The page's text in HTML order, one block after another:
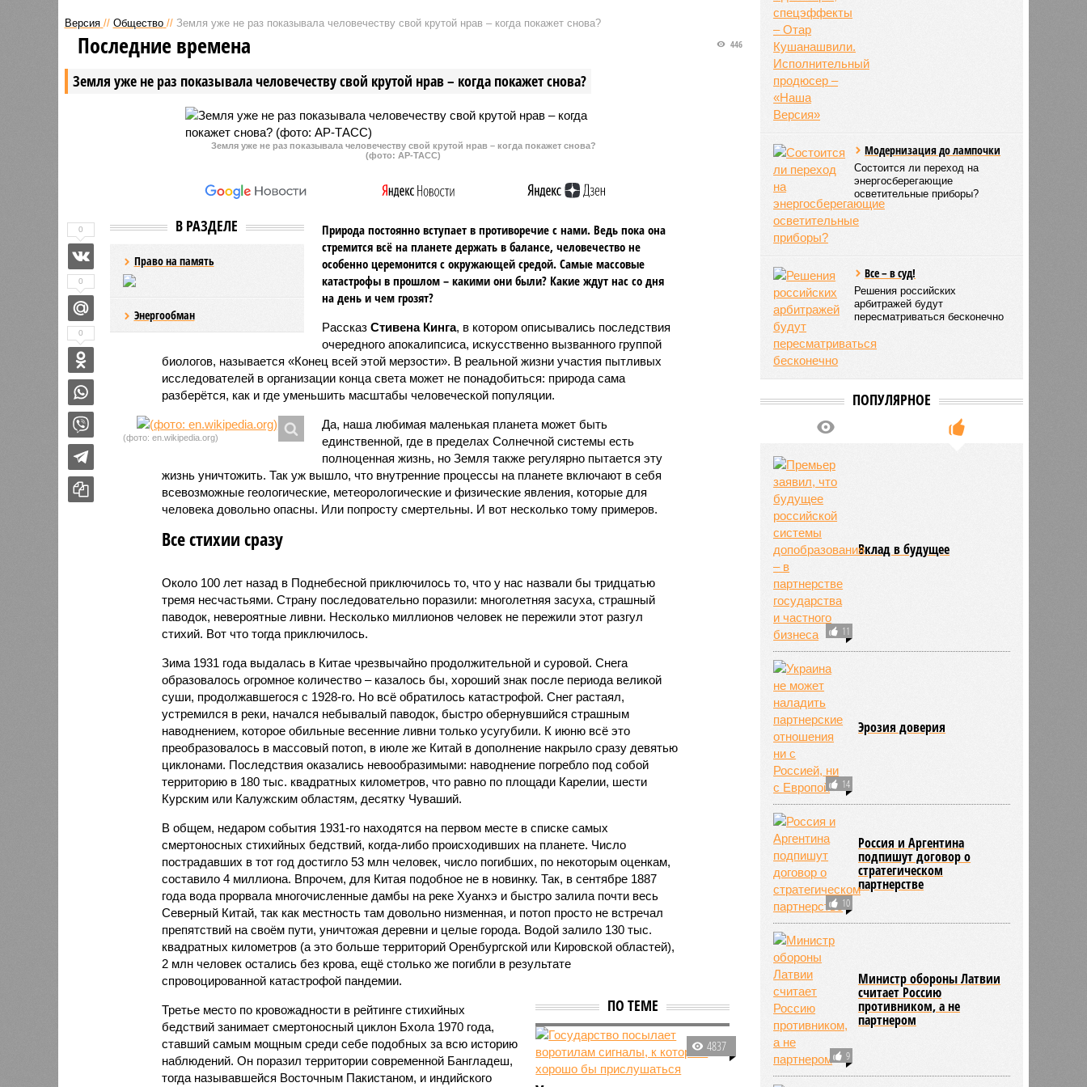
пользователям доступ к
коротким видео в ночное время
для борьбы с нарушением сна,
особенно среди молодёжи.
информагентство News.
вред от которых гораздо выше,
чем от аналогов, рассказал врач-
Версия // Общество // Земля уже не раз показывала человечеству свой крутой нрав – когда покажет снова?
Земля уже не раз показывала человечеству свой крутой нрав – когда покажет снова?
446
Последние времена
Земля уже не раз показывала человечеству свой крутой нрав – когда покажет снова?
(фото: АР-ТАСС)
В РАЗДЕЛЕ
Право на память
Энергообман
Природа постоянно вступает в противоречие с нами. Ведь пока она
стремится всё на планете держать в балансе, человечество не
особенно церемонится с окружающей средой. Самые массовые
катастрофы в прошлом – какими они были? Какие ждут нас со дня
на день и чем грозят?
Рассказ Стивена Кинга, в котором описывались последствия
очередного апокалипсиса, искусственно вызванного группой
биологов, называется «Конец всей этой мерзости». В реальной жизни участия пытливых
исследователей в организации конца света может не понадобиться: природа сама
разберётся, как и где уменьшить масштабы человеческой популяции.
(фото: en.wikipedia.org)
Да, наша любимая маленькая планета может быть
единственной, где в пределах Солнечной системы есть
полноценная жизнь, но Земля также регулярно пытается эту
жизнь уничтожить. Так уж вышло, что внутренние процессы на планете включают в себя
всевозможные геологические, метеорологические и физические явления, которые для
человека довольно опасны. Или попросту смертельны. И вот несколько тому примеров.
Все стихии сразу
Около 100 лет назад в Поднебесной приключилось то, что у нас назвали бы тридцатью
тремя несчастьями. Страну последовательно поразили: многолетняя засуха, страшный
паводок, невероятные ливни. Несколько миллионов человек не пережили этот разгул
стихий. Вот что тогда приключилось.
Зима 1931 года выдалась в Китае чрезвычайно продолжительной и суровой. Снега
образовалось огромное количество – казалось бы, хороший знак после периода великой
суши, продолжавшегося с 1928-го. Но всё обратилось катастрофой. Снег растаял,
устремился в реки, начался небывалый паводок, быстро обернувшийся страшным
наводнением, которое обильные весенние ливни только усугубили. К июню всё это
преобразовалось в массовый потоп, в июле же Китай в дополнение накрыло сразу девятью
циклонами. Последствия оказались невообразимыми: наводнение погребло под собой
территорию в 180 тыс. квадратных километров, что равно по площади Карелии, шести
Курским или Калужским областям, десятку Чуваший.
В общем, недаром события 1931-го находятся на первом месте в списке самых
смертоносных стихийных бедствий, когда-либо происходивших на планете. Число
пострадавших в тот год достигло 53 млн человек, число погибших, по некоторым оценкам,
составило 4 миллиона. Впрочем, для Китая подобное не в новинку. Так, в сентябре 1887
года вода прорвала многочисленные дамбы на реке Хуанхэ и быстро залила почти весь
Северный Китай, так как местность там довольно низменная, и потоп просто не встречал
препятствий на своём пути, уничтожая деревни и целые города. Водой залило 130 тыс.
квадратных километров (а это больше территорий Оренбургской или Кировской областей),
2 млн человек остались без крова, ещё столько же погибли в результате
спровоцированной катастрофой пандемии.
ПО ТЕМЕ
4837
Третье место по кровожадности в рейтинге стихийных
бедствий занимает смертоносный циклон Бхола 1970 года,
ставший самым мощным среди себе подобных за всю историю
наблюдений. Он поразил территории современной Бангладеш,
тогда называвшейся Восточным Пакистаном, и индийского
0
0
0
Модернизация до лампочки
Состоится ли переход на
энергосберегающие
осветительные приборы?
Все – в суд!
Решения российских
арбитражей будут
пересматриваться бесконечно
ПОПУЛЯРНОЕ
11
Вклад в будущее
14
Эрозия доверия
10
Россия и Аргентина
подпишут договор о
стратегическом
партнерстве
9
Министр обороны Латвии
считает Россию
противником, а не
партнером